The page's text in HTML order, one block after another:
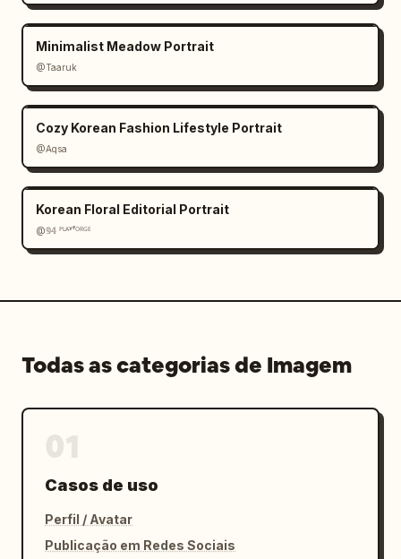
Minimalist Meadow Portrait
@Taaruk
Cozy Korean Fashion Lifestyle Portrait
@Aqsa
Korean Floral Editorial Portrait
@𝟡𝟜 ᴾᴸᴬʸᶠᴼᴿᴳᴱ
Todas as categorias de Imagem
Casos de uso
Perfil / Avatar
Publicação em Redes Sociais